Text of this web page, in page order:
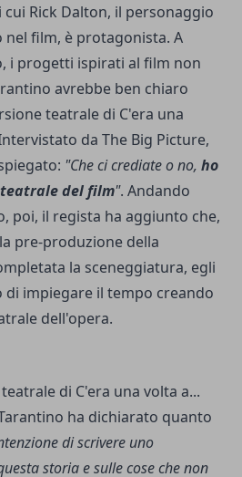
Rick Dalton, il personaggio
nel film, è protagonista. A
i progetti ispirati al film non
avrebbe ben chiaro
teatrale di C'era una
da The Big Picture,
"Che ci crediate o no, ho
del film". Andando
poi, il regista ha aggiunto che,
pre-produzione della
la sceneggiatura, egli
di impiegare il tempo creando
dell'opera.
di C'era una volta a...
ha dichiarato quanto
di scrivere uno
storia e sulle cose che non